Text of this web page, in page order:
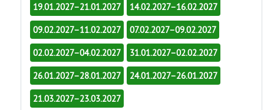
19.01.2027–21.01.2027 14.02.2027–16.02.2027
09.02.2027–11.02.2027 07.02.2027–09.02.2027
02.02.2027–04.02.2027 31.01.2027–02.02.2027
26.01.2027–28.01.2027 24.01.2027–26.01.2027
21.03.2027–23.03.2027